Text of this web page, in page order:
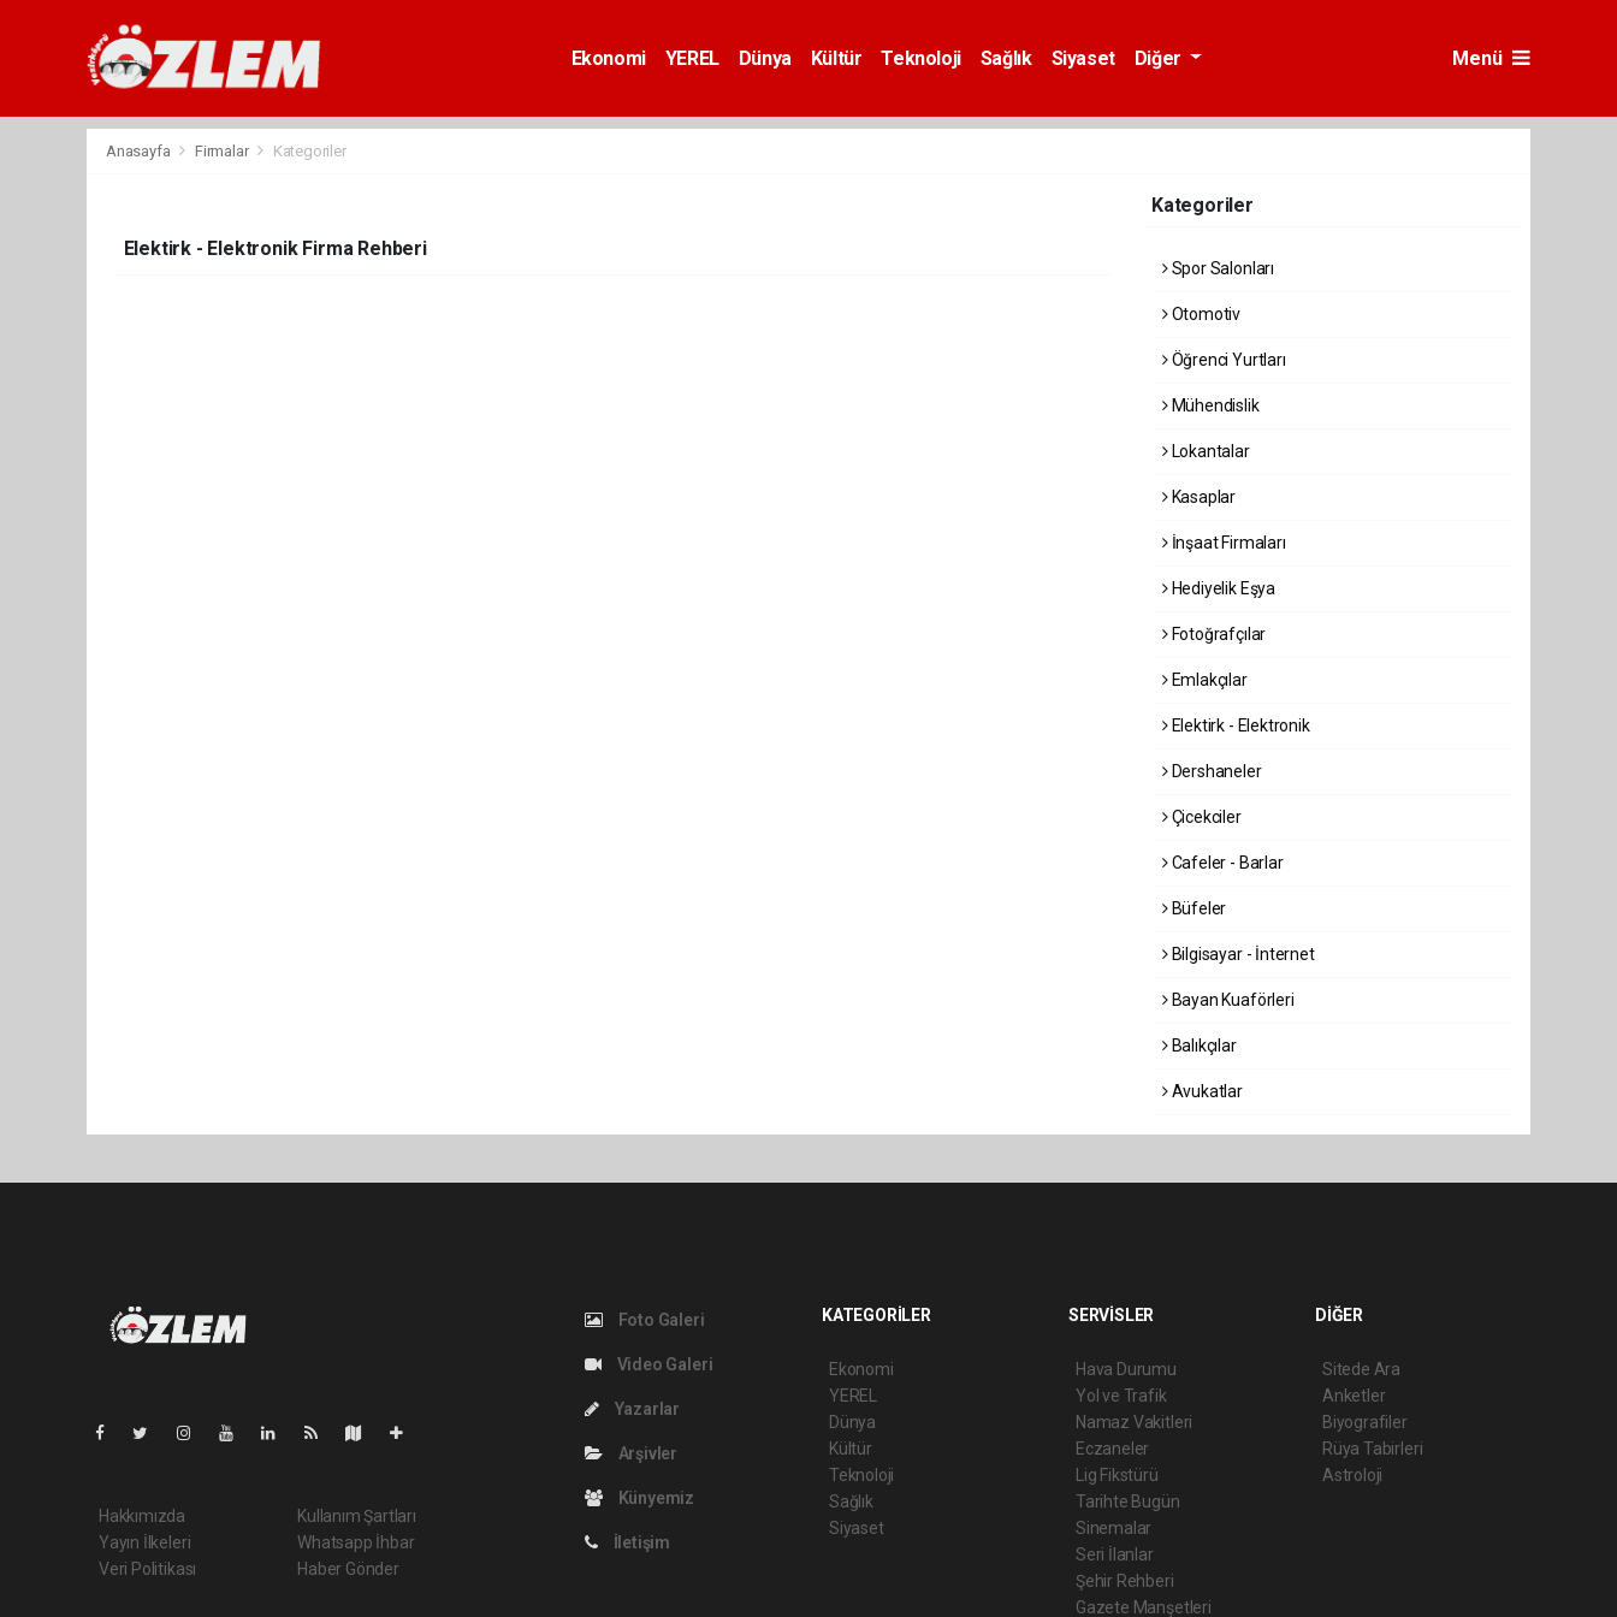
Ekonomi YEREL Dünya Kültür Teknoloji Sağlık Siyaset Diğer Menü
Anasayfa Firmalar Kategoriler
Elektirk - Elektronik Firma Rehberi
Kategoriler
Spor Salonları
Otomotiv
Öğrenci Yurtları
Mühendislik
Lokantalar
Kasaplar
İnşaat Firmaları
Hediyelik Eşya
Fotoğrafçılar
Emlakçılar
Elektirk - Elektronik
Dershaneler
Çicekciler
Cafeler - Barlar
Büfeler
Bilgisayar - İnternet
Bayan Kuaförleri
Balıkçılar
Avukatlar
Hakkımızda
Yayın İlkeleri
Veri Politikası
Kullanım Şartları
Whatsapp İhbar
Haber Gönder
Foto Galeri
Video Galeri
Yazarlar
Arşivler
Künyemiz
İletişim
KATEGORİLER
Ekonomi
YEREL
Dünya
Kültür
Teknoloji
Sağlık
Siyaset
SERVİSLER
Hava Durumu
Yol ve Trafik
Namaz Vakitleri
Eczaneler
Lig Fikstürü
Tarihte Bugün
Sinemalar
Seri İlanlar
Şehir Rehberi
Gazete Manşetleri
DİĞER
Sitede Ara
Anketler
Biyografiler
Rüya Tabirleri
Astroloji